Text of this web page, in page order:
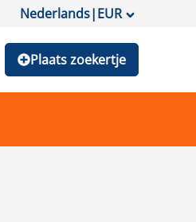
Nederlands|EUR
Plaats zoekertje